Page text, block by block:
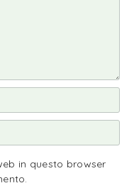
in questo browser